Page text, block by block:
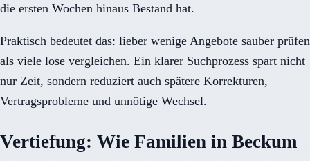
die ersten Wochen hinaus Bestand hat.
Praktisch bedeutet das: lieber wenige Angebote sauber prüfen
als viele lose vergleichen. Ein klarer Suchprozess spart nicht
nur Zeit, sondern reduziert auch spätere Korrekturen,
Vertragsprobleme und unnötige Wechsel.
Vertiefung: Wie Familien in Beckum